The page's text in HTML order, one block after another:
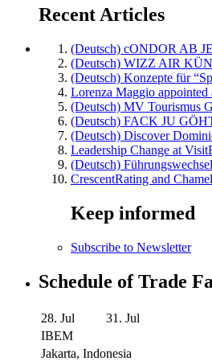
Recent Articles
(Deutsch) cONDOR AB
(Deutsch) WIZZ AIR
(Deutsch) Konzepte für
Lorenza Maggio
(Deutsch) MV Tourismus
(Deutsch) FACK JU
(Deutsch) Discover
Leadership Change at
(Deutsch)
CrescentRating and
Keep informed
Subscribe to Newsletter
Schedule of Trade
28. Jul
31. Jul
IBEM
Jakarta, Indonesia